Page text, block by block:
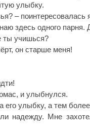
улыбку.
– поинтересовалась
здесь одного
ты учишься?
он старше меня!
и улыбнулся.
его улыбку, а тем
надежду. Мне